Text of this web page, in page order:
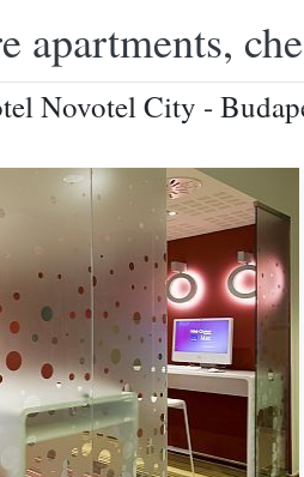
apartments,
Novotel City -